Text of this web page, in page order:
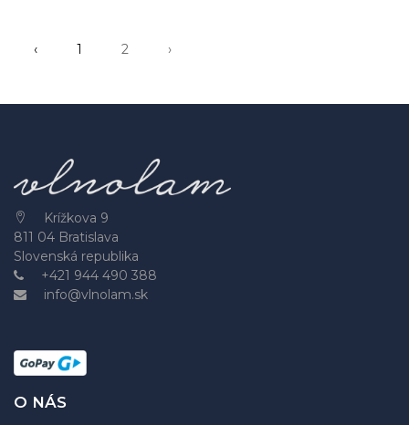
‹ 1 2 ›
Krížkova 9
811 04 Bratislava
Slovenská republika
+421 944 490 388
info@vlnolam.sk
O NÁS